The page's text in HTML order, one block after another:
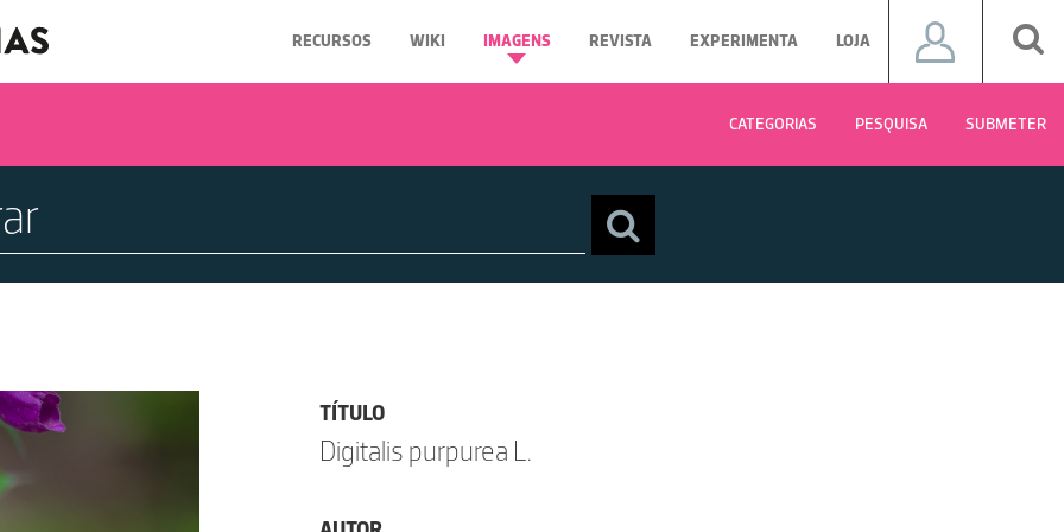
RECURSOS WIKI IMAGENS REVISTA EXPERIMENTA LOJA
CATEGORIAS PESQUISA SUBMETER
TÍTULO
Digitalis purpurea L.